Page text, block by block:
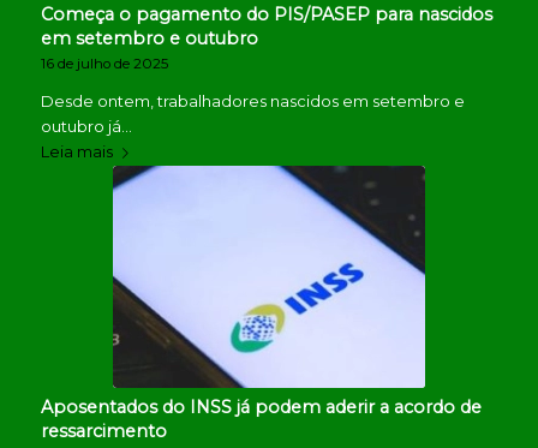
Começa o pagamento do PIS/PASEP para nascidos
em setembro e outubro
16 de julho de 2025
Desde ontem, trabalhadores nascidos em setembro e
outubro já…
Leia mais
Aposentados do INSS já podem aderir a acordo de
ressarcimento